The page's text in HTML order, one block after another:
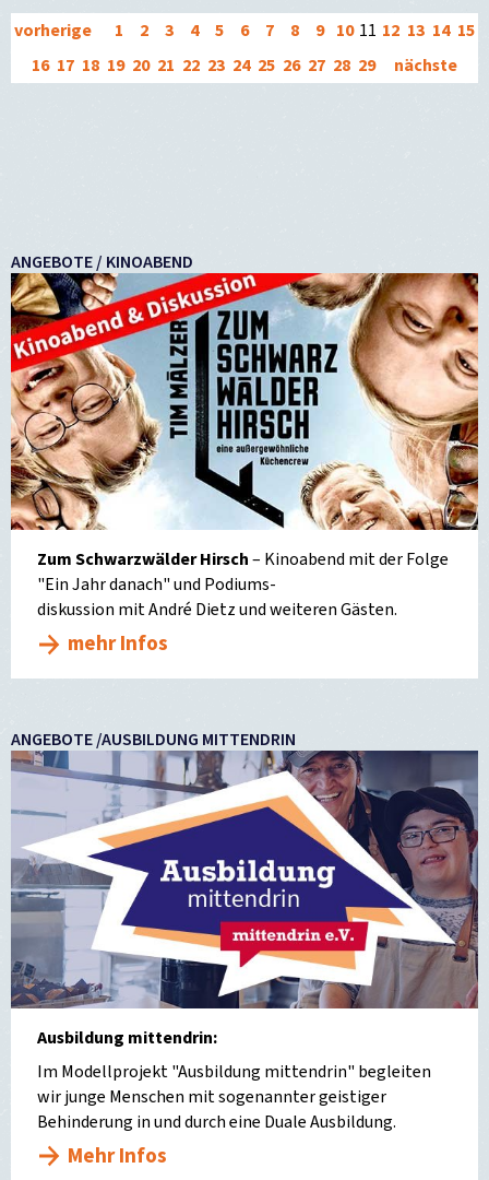
vorherige 1 2 3 4 5 6 7 8 9 10 11 12 13 14 15
16 17 18 19 20 21 22 23 24 25 26 27 28 29 nächste
ANGEBOTE / KINOABEND
Zum Schwarzwälder Hirsch– Kinoabend mit der Folge
"Ein Jahr danach" und Podiums-
diskussion mit André Dietz und weiteren Gästen.
mehr Infos
ANGEBOTE /AUSBILDUNG MITTENDRIN
Ausbildung mittendrin:
Im Modellprojekt "Ausbildung mittendrin" begleiten
wir junge Menschen mit sogenannter geistiger
Behinderung in und durch eine Duale Ausbildung.
Mehr Infos